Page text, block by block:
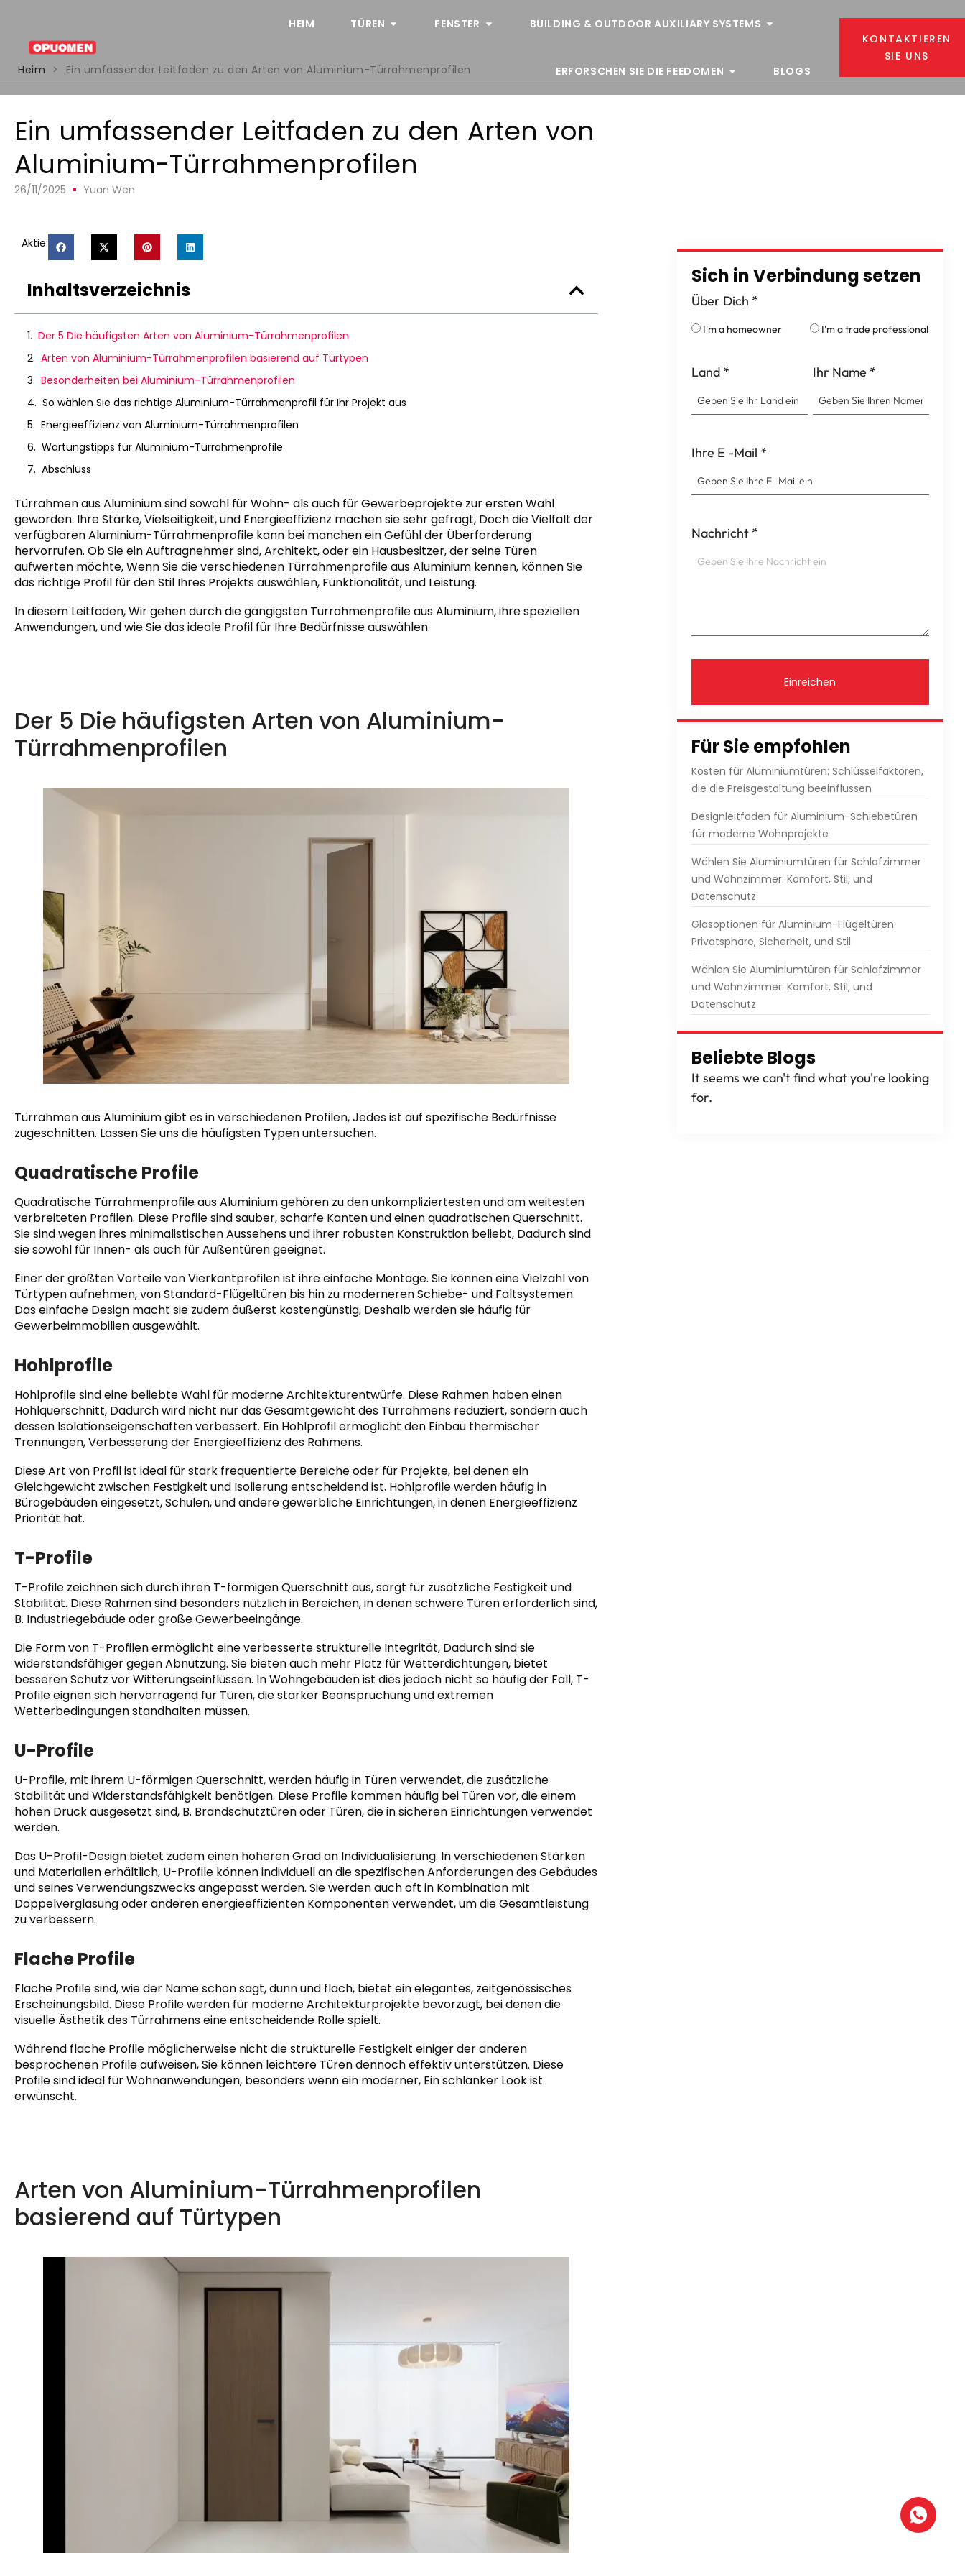
HEIM TÜREN FENSTER BUILDING & OUTDOOR AUXILIARY SYSTEMS
ERFORSCHEN SIE DIE FEEDOMEN BLOGS
KONTAKTIEREN
SIE UNS
Heim
> Ein umfassender Leitfaden zu den Arten von Aluminium-Türrahmenprofilen
Ein umfassender Leitfaden zu den Arten von
Aluminium-Türrahmenprofilen
26/11/2025 Yuan Wen
Aktie:
Inhaltsverzeichnis
Der 5 Die häufigsten Arten von Aluminium-Türrahmenprofilen
Arten von Aluminium-Türrahmenprofilen basierend auf Türtypen
Besonderheiten bei Aluminium-Türrahmenprofilen
So wählen Sie das richtige Aluminium-Türrahmenprofil für Ihr Projekt aus
Energieeffizienz von Aluminium-Türrahmenprofilen
Wartungstipps für Aluminium-Türrahmenprofile
Abschluss
Türrahmen aus Aluminium sind sowohl für Wohn- als auch für Gewerbeprojekte zur ersten Wahl
geworden. Ihre Stärke, Vielseitigkeit, und Energieeffizienz machen sie sehr gefragt, Doch die Vielfalt der
verfügbaren Aluminium-Türrahmenprofile kann bei manchen ein Gefühl der Überforderung
hervorrufen. Ob Sie ein Auftragnehmer sind, Architekt, oder ein Hausbesitzer, der seine Türen
aufwerten möchte, Wenn Sie die verschiedenen Türrahmenprofile aus Aluminium kennen, können Sie
das richtige Profil für den Stil Ihres Projekts auswählen, Funktionalität, und Leistung.
In diesem Leitfaden, Wir gehen durch die gängigsten Türrahmenprofile aus Aluminium, ihre speziellen
Anwendungen, und wie Sie das ideale Profil für Ihre Bedürfnisse auswählen.
Der 5 Die häufigsten Arten von Aluminium-
Türrahmenprofilen
Türrahmen aus Aluminium gibt es in verschiedenen Profilen, Jedes ist auf spezifische Bedürfnisse
zugeschnitten. Lassen Sie uns die häufigsten Typen untersuchen.
Quadratische Profile
Quadratische Türrahmenprofile aus Aluminium gehören zu den unkompliziertesten und am weitesten
verbreiteten Profilen. Diese Profile sind sauber, scharfe Kanten und einen quadratischen Querschnitt.
Sie sind wegen ihres minimalistischen Aussehens und ihrer robusten Konstruktion beliebt, Dadurch sind
sie sowohl für Innen- als auch für Außentüren geeignet.
Einer der größten Vorteile von Vierkantprofilen ist ihre einfache Montage. Sie können eine Vielzahl von
Türtypen aufnehmen, von Standard-Flügeltüren bis hin zu moderneren Schiebe- und Faltsystemen.
Das einfache Design macht sie zudem äußerst kostengünstig, Deshalb werden sie häufig für
Gewerbeimmobilien ausgewählt.
Hohlprofile
Hohlprofile sind eine beliebte Wahl für moderne Architekturentwürfe. Diese Rahmen haben einen
Hohlquerschnitt, Dadurch wird nicht nur das Gesamtgewicht des Türrahmens reduziert, sondern auch
dessen Isolationseigenschaften verbessert. Ein Hohlprofil ermöglicht den Einbau thermischer
Trennungen, Verbesserung der Energieeffizienz des Rahmens.
Diese Art von Profil ist ideal für stark frequentierte Bereiche oder für Projekte, bei denen ein
Gleichgewicht zwischen Festigkeit und Isolierung entscheidend ist. Hohlprofile werden häufig in
Bürogebäuden eingesetzt, Schulen, und andere gewerbliche Einrichtungen, in denen Energieeffizienz
Priorität hat.
T-Profile
T-Profile zeichnen sich durch ihren T-förmigen Querschnitt aus, sorgt für zusätzliche Festigkeit und
Stabilität. Diese Rahmen sind besonders nützlich in Bereichen, in denen schwere Türen erforderlich sind,
B. Industriegebäude oder große Gewerbeeingänge.
Die Form von T-Profilen ermöglicht eine verbesserte strukturelle Integrität, Dadurch sind sie
widerstandsfähiger gegen Abnutzung. Sie bieten auch mehr Platz für Wetterdichtungen, bietet
besseren Schutz vor Witterungseinflüssen. In Wohngebäuden ist dies jedoch nicht so häufig der Fall, T-
Profile eignen sich hervorragend für Türen, die starker Beanspruchung und extremen
Wetterbedingungen standhalten müssen.
U-Profile
U-Profile, mit ihrem U-förmigen Querschnitt, werden häufig in Türen verwendet, die zusätzliche
Stabilität und Widerstandsfähigkeit benötigen. Diese Profile kommen häufig bei Türen vor, die einem
hohen Druck ausgesetzt sind, B. Brandschutztüren oder Türen, die in sicheren Einrichtungen verwendet
werden.
Das U-Profil-Design bietet zudem einen höheren Grad an Individualisierung. In verschiedenen Stärken
und Materialien erhältlich, U-Profile können individuell an die spezifischen Anforderungen des Gebäudes
und seines Verwendungszwecks angepasst werden. Sie werden auch oft in Kombination mit
Doppelverglasung oder anderen energieeffizienten Komponenten verwendet, um die Gesamtleistung
zu verbessern.
Flache Profile
Flache Profile sind, wie der Name schon sagt, dünn und flach, bietet ein elegantes, zeitgenössisches
Erscheinungsbild. Diese Profile werden für moderne Architekturprojekte bevorzugt, bei denen die
visuelle Ästhetik des Türrahmens eine entscheidende Rolle spielt.
Während flache Profile möglicherweise nicht die strukturelle Festigkeit einiger der anderen
besprochenen Profile aufweisen, Sie können leichtere Türen dennoch effektiv unterstützen. Diese
Profile sind ideal für Wohnanwendungen, besonders wenn ein moderner, Ein schlanker Look ist
erwünscht.
Arten von Aluminium-Türrahmenprofilen
basierend auf Türtypen
Sich in Verbindung setzen
Über Dich *
I'm a homeowner I'm a trade professional
Land * Ihr Name *
Ihre E -Mail *
Nachricht *
Einreichen
Für Sie empfohlen
Kosten für Aluminiumtüren: Schlüsselfaktoren,
die die Preisgestaltung beeinflussen
Designleitfaden für Aluminium-Schiebetüren
für moderne Wohnprojekte
Wählen Sie Aluminiumtüren für Schlafzimmer
und Wohnzimmer: Komfort, Stil, und
Datenschutz
Glasoptionen für Aluminium-Flügeltüren:
Privatsphäre, Sicherheit, und Stil
Wählen Sie Aluminiumtüren für Schlafzimmer
und Wohnzimmer: Komfort, Stil, und
Datenschutz
Beliebte Blogs
It seems we can't find what you're looking
for.